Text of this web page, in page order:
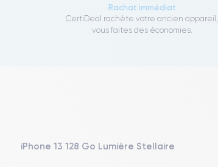
Rachat immédiat
CertiDeal rachète votre ancien appareil,
vous faites des économies.
iPhone 13 128 Go Lumière Stellaire